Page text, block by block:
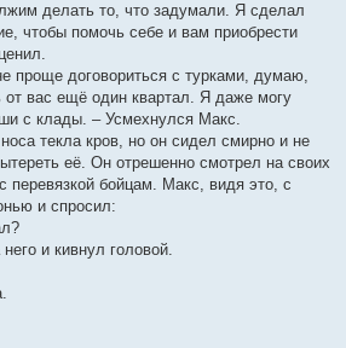
делать то, что задумали. Я сделал
чтобы помочь себе и вам приобрести
проще договориться с турками, думаю,
от вас ещё один квартал. Я даже могу
с клады. – Усмехнулся Макс.
текла кров, но он сидел смирно и не
её. Он отрешенно смотрел на своих
бойцам. Макс, видя это, с
и спросил:
и кивнул головой.